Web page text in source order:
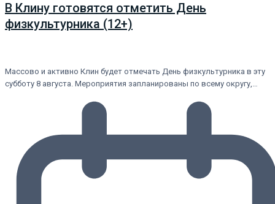
В Клину готовятся отметить День
физкультурника (12+)
Массово и активно Клин будет отмечать День физкультурника в эту
субботу 8 августа. Мероприятия запланированы по всему округу,…